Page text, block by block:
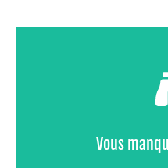
Vous
- Absence de
- Difficulté à